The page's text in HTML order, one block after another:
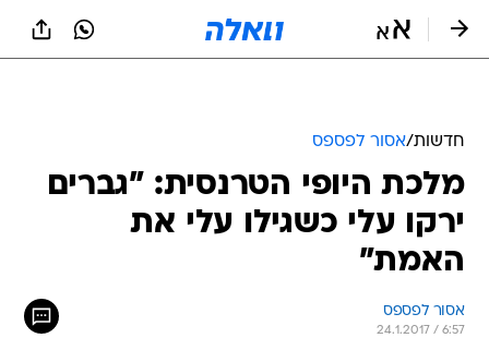
חדשות/אסור לפספס
מלכת היופי הטרנסית: "גברים
ירקו עלי כשגילו עלי את
האמת"
אסור לפספס
24.1.2017 / 6:57